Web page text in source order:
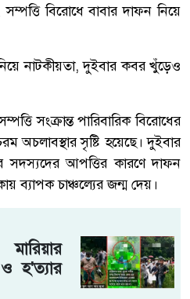
বিরোধে বাবার দাফন নিয়ে
নাটকীয়তা, দুইবার কবর খুঁড়েও
সংক্রান্ত পারিবারিক বিরোধের
অচলাবস্থার সৃষ্টি হয়েছে। দুইবার
আপত্তির কারণে দাফন
ব্যাপক চাঞ্চল্যের জন্ম দেয়।
হ'ত্যার